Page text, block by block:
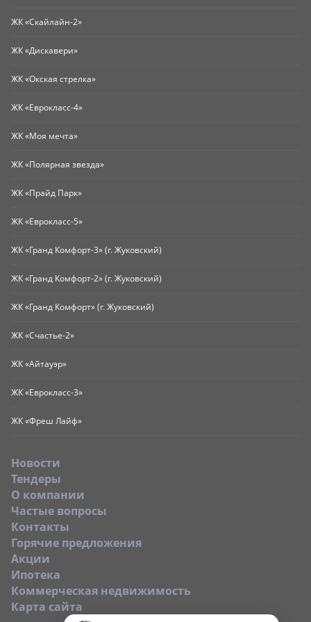
ЖК «Скайлайн-2»
ЖК «Дискавери»
ЖК «Окская стрелка»
ЖК «Еврокласс-4»
ЖК «Моя мечта»
ЖК «Полярная звезда»
ЖК «Прайд Парк»
ЖК «Еврокласс-5»
ЖК «Гранд Комфорт-3» (г. Жуковский)
ЖК «Гранд Комфорт-2» (г. Жуковский)
ЖК «Гранд Комфорт» (г. Жуковский)
ЖК «Счастье-2»
ЖК «Айтауэр»
ЖК «Еврокласс-3»
ЖК «Фреш Лайф»
Новости
Тендеры
O компании
Частые вопросы
Контакты
Горячие предложения
Акции
Ипотека
Коммерческая недвижимость
Карта сайта